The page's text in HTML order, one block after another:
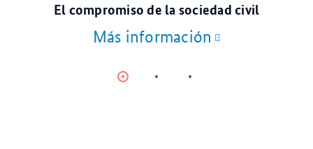
El compromiso de la sociedad civil
Más información